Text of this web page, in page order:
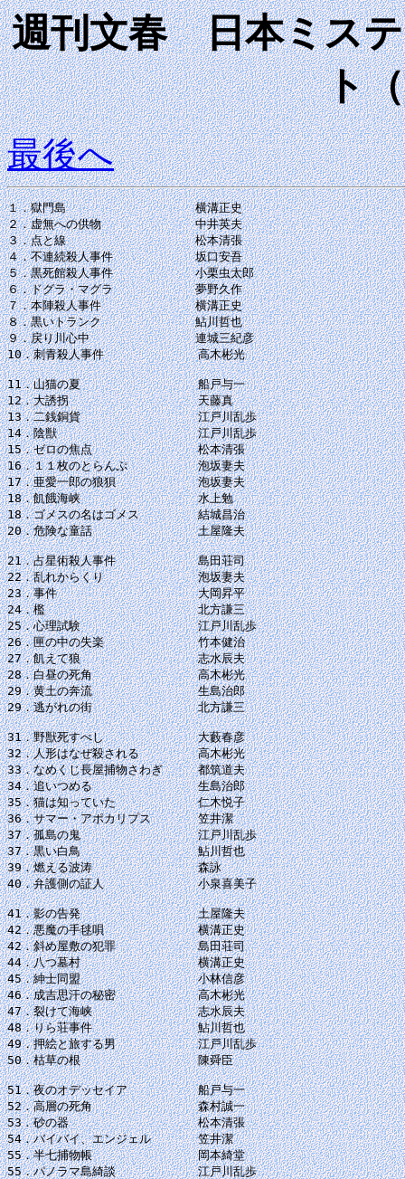
週刊文春 日本ミス
ト
最後へ
１．獄門島　　　　　　　　　　　横溝正史
２．虚無への供物　　　　　　　　中井英夫
３．点と線　　　　　　　　　　　松本清張
４．不連続殺人事件　　　　　　　坂口安吾
５．黒死館殺人事件　　　　　　　小栗虫太郎
６．ドグラ・マグラ　　　　　　　夢野久作
７．本陣殺人事件　　　　　　　　横溝正史
８．黒いトランク　　　　　　　　鮎川哲也
９．戻り川心中　　　　　　　　　連城三紀彦
10．刺青殺人事件　　　　　　　　高木彬光
11．山猫の夏　　　　　　　　　　船戸与一
12．大誘拐　　　　　　　　　　　天藤真
13．二銭銅貨　　　　　　　　　　江戸川乱歩
14．陰獣　　　　　　　　　　　　江戸川乱歩
15．ゼロの焦点　　　　　　　　　松本清張
16．１１枚のとらんぷ　　　　　　泡坂妻夫
17．亜愛一郎の狼狽　　　　　　　泡坂妻夫
18．飢餓海峡　　　　　　　　　　水上勉
18．ゴメスの名はゴメス　　　　　結城昌治
20．危険な童話　　　　　　　　　土屋隆夫
21．占星術殺人事件　　　　　　　島田荘司
22．乱れからくり　　　　　　　　泡坂妻夫
23．事件　　　　　　　　　　　　大岡昇平
24．檻　　　　　　　　　　　　　北方謙三
25．心理試験　　　　　　　　　　江戸川乱歩
26．匣の中の失楽　　　　　　　　竹本健治
27．飢えて狼　　　　　　　　　　志水辰夫
28．白昼の死角　　　　　　　　　高木彬光
29．黄土の奔流　　　　　　　　　生島治郎
29．逃がれの街　　　　　　　　　北方謙三
31．野獣死すべし　　　　　　　　大藪春彦
32．人形はなぜ殺される　　　　　高木彬光
33．なめくじ長屋捕物さわぎ　　　都筑道夫
34．追いつめる　　　　　　　　　生島治郎
35．猫は知っていた　　　　　　　仁木悦子
36．サマー・アポカリプス　　　　笠井潔
37．孤島の鬼　　　　　　　　　　江戸川乱歩
37．黒い白鳥　　　　　　　　　　鮎川哲也
39．燃える波涛　　　　　　　　　森詠
40．弁護側の証人　　　　　　　　小泉喜美子
41．影の告発　　　　　　　　　　土屋隆夫
42．悪魔の手毬唄　　　　　　　　横溝正史
42．斜め屋敷の犯罪　　　　　　　島田荘司
44．八つ墓村　　　　　　　　　　横溝正史
45．紳士同盟　　　　　　　　　　小林信彦
46．成吉思汗の秘密　　　　　　　高木彬光
47．裂けて海峡　　　　　　　　　志水辰夫
48．りら荘事件　　　　　　　　　鮎川哲也
49．押絵と旅する男　　　　　　　江戸川乱歩
50．枯草の根　　　　　　　　　　陳舜臣
51．夜のオデッセイア　　　　　　船戸与一
52．高層の死角　　　　　　　　　森村誠一
53．砂の器　　　　　　　　　　　松本清張
54．バイバイ、エンジェル　　　　笠井潔
55．半七捕物帳　　　　　　　　　岡本綺堂
55．パノラマ島綺談　　　　　　　江戸川乱歩